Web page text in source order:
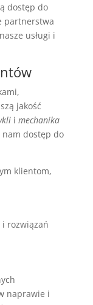
dostęp do
partnerstwa
usługi i
jakość
i mechanika
dostęp do
klientom,
rozwiązań
naprawie i